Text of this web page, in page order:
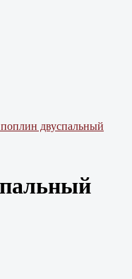
двуспальный